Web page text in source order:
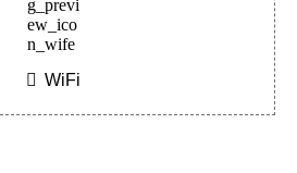
WiFi